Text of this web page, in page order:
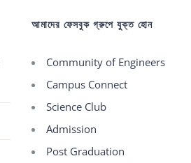
আমাদের ফেসবুক গ্রুপে যুক্ত হোন
Community of Engineers
Campus Connect
Science Club
Admission
Post Graduation